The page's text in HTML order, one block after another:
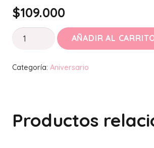
$109.000
Aniversario
cantidad
AÑADIR AL
Categoría: Aniversario
Productos